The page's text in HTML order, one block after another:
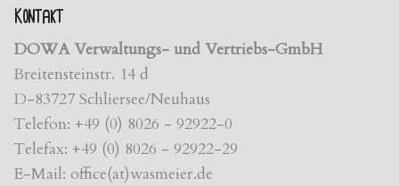
Kontakt
DOWA Verwaltungs- und Vertriebs-GmbH
Breitensteinstr. 14 d
D-83727 Schliersee/Neuhaus
Telefon: +49 (0) 8026 - 92922-0
Telefax: +49 (0) 8026 - 92922-29
E-Mail: office(at)wasmeier.de